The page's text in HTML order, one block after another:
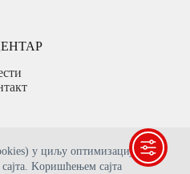
у циљу оптимизације
Kоришћењем сајта